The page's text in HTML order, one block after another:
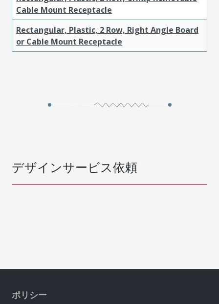
Cable Mount Receptacle
Rectangular, Plastic, 2 Row, Right Angle Board
or Cable Mount Receptacle
デザインサービス依頼
ポリシー